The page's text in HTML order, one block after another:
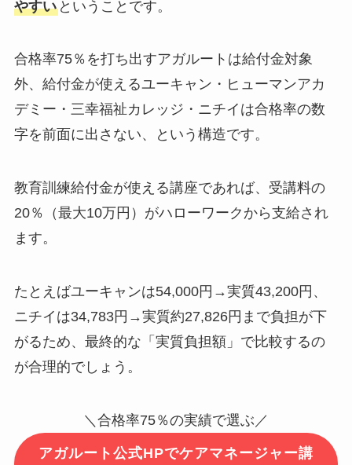
やすいということです。
合格率75％を打ち出すアガルートは給付金対象
外、給付金が使えるユーキャン・ヒューマンアカ
デミー・三幸福祉カレッジ・ニチイは合格率の数
字を前面に出さない、という構造です。
教育訓練給付金が使える講座であれば、受講料の
20％（最大10万円）がハローワークから支給され
ます。
たとえばユーキャンは54,000円→実質43,200円、
ニチイは34,783円→実質約27,826円まで負担が下
がるため、最終的な「実質負担額」で比較するの
が合理的でしょう。
＼合格率75％の実績で選ぶ／
アガルート公式HPでケアマネージャー講